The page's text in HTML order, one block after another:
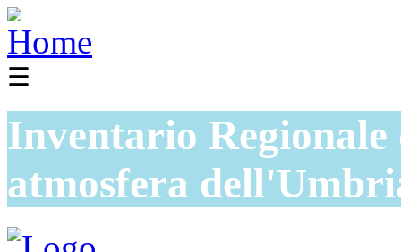
☰
Inventario
atmosfera